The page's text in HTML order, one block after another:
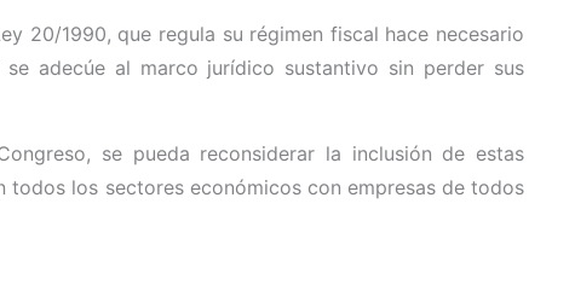
20/1990, que regula su régimen fiscal hace necesario
adecúe al marco jurídico sustantivo sin perder sus
se pueda reconsiderar la inclusión de estas
todos los sectores económicos con empresas de todos